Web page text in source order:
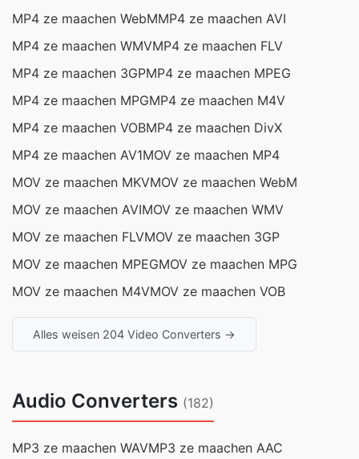
MP4 ze maachen WebMMP4 ze maachen AVI
MP4 ze maachen WMVMP4 ze maachen FLV
MP4 ze maachen 3GPMP4 ze maachen MPEG
MP4 ze maachen MPGMP4 ze maachen M4V
MP4 ze maachen VOBMP4 ze maachen DivX
MP4 ze maachen AV1MOV ze maachen MP4
MOV ze maachen MKVMOV ze maachen WebM
MOV ze maachen AVIMOV ze maachen WMV
MOV ze maachen FLVMOV ze maachen 3GP
MOV ze maachen MPEGMOV ze maachen MPG
MOV ze maachen M4VMOV ze maachen VOB
Alles weisen 204 Video Converters →
Audio Converters (182)
MP3 ze maachen WAVMP3 ze maachen AAC